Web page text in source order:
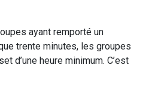
ayant remporté un
trente minutes, les groupes
d’une heure minimum. C’est